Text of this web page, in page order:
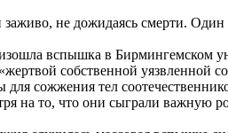
не дожидаясь смерти. Один
вспышка в Бирмингемском
собственной уязвленной
сожжения тел
на то, что они сыграли